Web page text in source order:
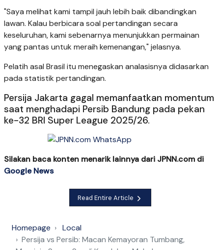
"Saya melihat kami tampil jauh lebih baik dibandingkan
lawan. Kalau berbicara soal pertandingan secara
keseluruhan, kami sebenarnya menunjukkan permainan
yang pantas untuk meraih kemenangan," jelasnya.
Pelatih asal Brasil itu menegaskan analasisnya didasarkan
pada statistik pertandingan.
Persija Jakarta gagal memanfaatkan momentum
saat menghadapi Persib Bandung pada pekan
ke-32 BRI Super League 2025/26.
Silakan baca konten menarik lainnya dari JPNN.com di
Google News
Read Entire Article
Homepage
Local
Persija vs Persib: Macan Kemayoran Tumbang,